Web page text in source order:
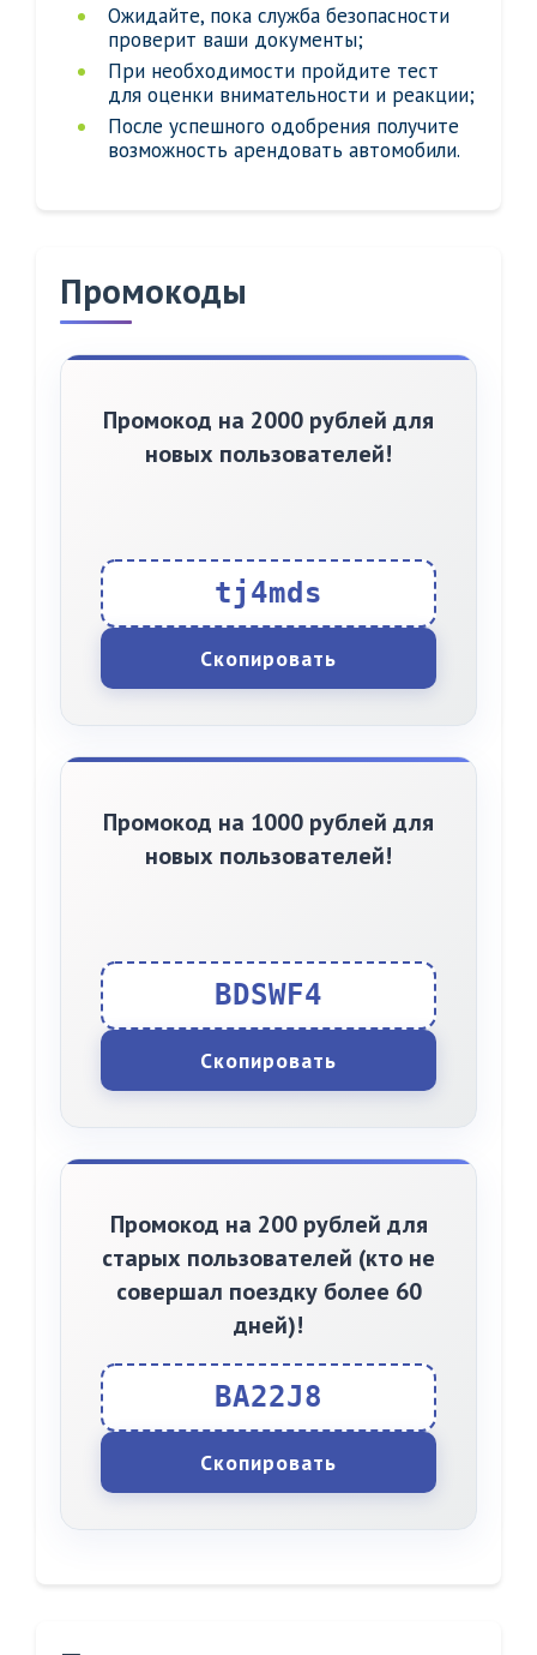
Ожидайте, пока служба безопасности
проверит ваши документы;
При необходимости пройдите тест
для оценки внимательности и реакции;
После успешного одобрения получите
возможность арендовать автомобили.
Промокоды
Промокод на 2000 рублей для
новых пользователей!
tj4mds
Скопировать
Промокод на 1000 рублей для
новых пользователей!
BDSWF4
Скопировать
Промокод на 200 рублей для
старых пользователей (кто не
совершал поездку более 60
дней)!
BA22J8
Скопировать